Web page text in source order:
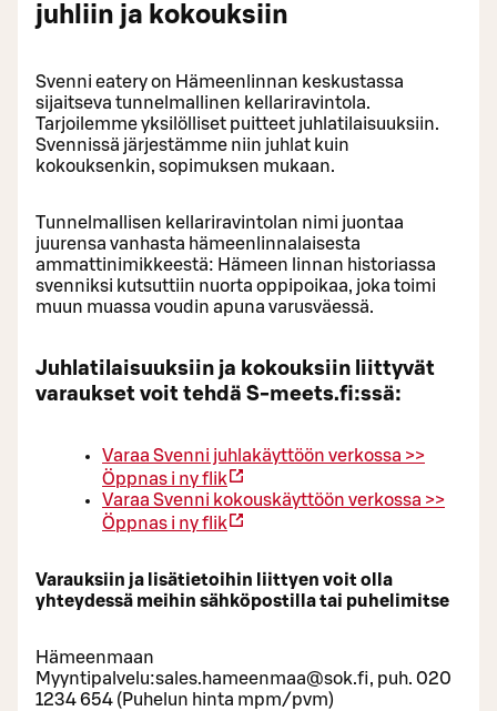
juhliin ja kokouksiin
Svenni eatery on Hämeenlinnan keskustassa
sijaitseva tunnelmallinen kellariravintola.
Tarjoilemme yksilölliset puitteet juhlatilaisuuksiin.
Svennissä järjestämme niin juhlat kuin
kokouksenkin, sopimuksen mukaan.
Tunnelmallisen kellariravintolan nimi juontaa
juurensa vanhasta hämeenlinnalaisesta
ammattinimikkeestä: Hämeen linnan historiassa
svenniksi kutsuttiin nuorta oppipoikaa, joka toimi
muun muassa voudin apuna varusväessä.
Juhlatilaisuuksiin ja kokouksiin liittyvät
varaukset voit tehdä S-meets.fi:ssä:
Varaa Svenni juhlakäyttöön verkossa >>
Öppnas i ny flik
Varaa Svenni kokouskäyttöön verkossa >>
Öppnas i ny flik
Varauksiin ja lisätietoihin liittyen voit olla
yhteydessä meihin sähköpostilla tai puhelimitse
Hämeenmaan
Myyntipalvelu:sales.hameenmaa@sok.fi, puh. 020
1234 654 (Puhelun hinta mpm/pvm)